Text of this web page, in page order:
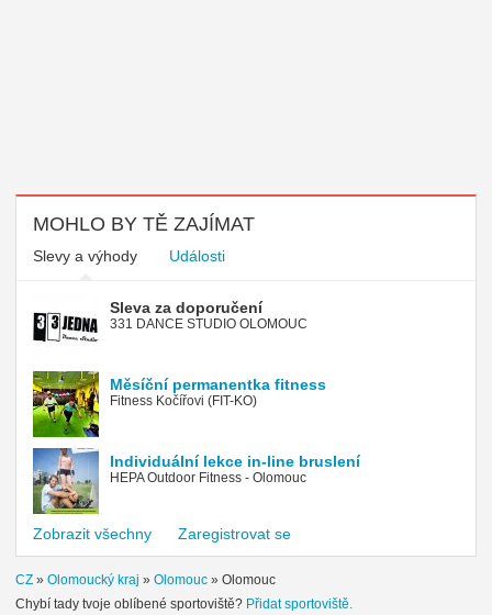
MOHLO BY TĚ ZAJÍMAT
Slevy a výhody Události
Sleva za doporučení
331 DANCE STUDIO OLOMOUC
Měsíční permanentka fitness
Fitness Kočířovi (FIT-KO)
Individuální lekce in-line bruslení
HEPA Outdoor Fitness - Olomouc
Zobrazit všechny Zaregistrovat se
CZ » Olomoucký kraj » Olomouc » Olomouc
Chybí tady tvoje oblíbené sportoviště? Přidat sportoviště.